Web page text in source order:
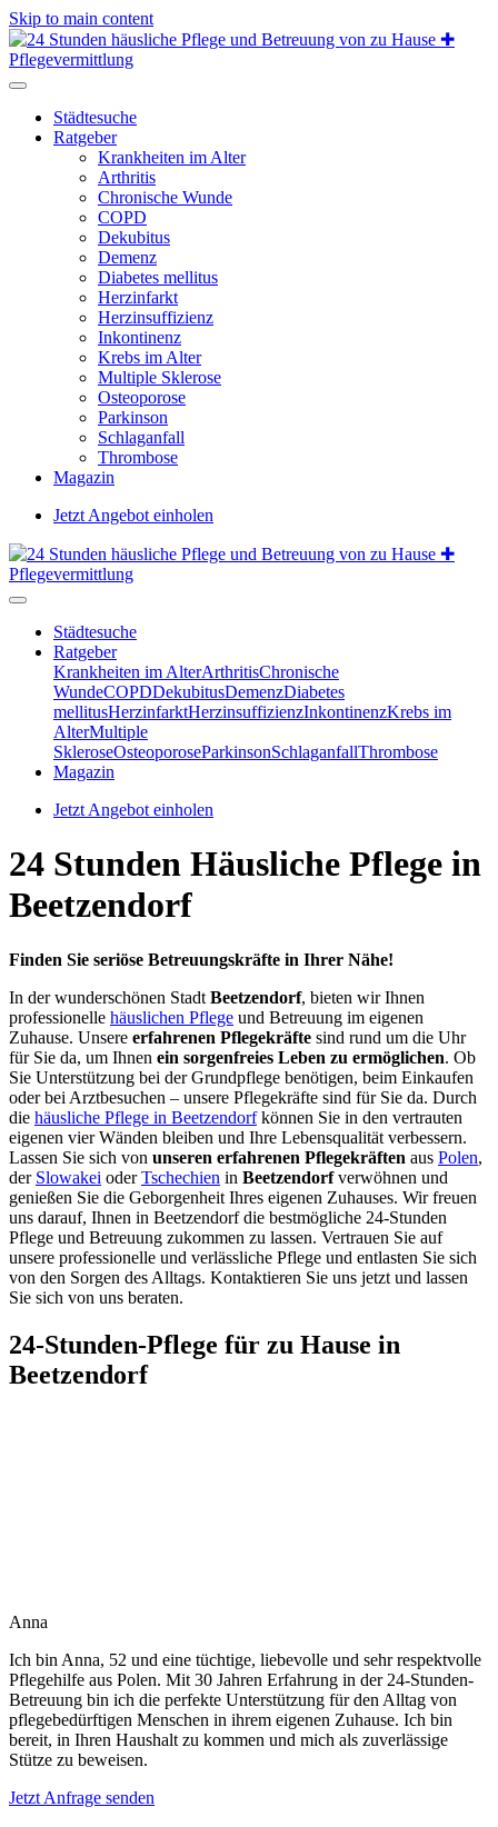
Skip to main content
Städtesuche
Ratgeber
Krankheiten im Alter
Arthritis
Chronische Wunde
COPD
Dekubitus
Demenz
Diabetes mellitus
Herzinfarkt
Herzinsuffizienz
Inkontinenz
Krebs im Alter
Multiple Sklerose
Osteoporose
Parkinson
Schlaganfall
Thrombose
Magazin
Jetzt Angebot einholen
Städtesuche
Ratgeber
Krankheiten im AlterArthritisChronische
WundeCOPDDekubitusDemenzDiabetes
mellitusHerzinfarktHerzinsuffizienzInkontinenzKrebs im
AlterMultiple
SkleroseOsteoporoseParkinsonSchlaganfallThrombose
Magazin
Jetzt Angebot einholen
24 Stunden Häusliche Pflege in
Beetzendorf
Finden Sie seriöse Betreuungskräfte in Ihrer Nähe!
In der wunderschönen Stadt Beetzendorf, bieten wir Ihnen
professionelle häuslichen Pflege und Betreuung im eigenen
Zuhause. Unsere erfahrenen Pflegekräfte sind rund um die Uhr
für Sie da, um Ihnen ein sorgenfreies Leben zu ermöglichen. Ob
Sie Unterstützung bei der Grundpflege benötigen, beim Einkaufen
oder bei Arztbesuchen – unsere Pflegekräfte sind für Sie da. Durch
die häusliche Pflege in Beetzendorfkönnen Sie in den vertrauten
eigenen vier Wänden bleiben und Ihre Lebensqualität verbessern.
Lassen Sie sich von unseren erfahrenen Pflegekräften aus Polen,
der Slowakei oderTschechien in Beetzendorfverwöhnen und
genießen Sie die Geborgenheit Ihres eigenen Zuhauses. Wir freuen
uns darauf, Ihnen in Beetzendorf die bestmögliche 24-Stunden
Pflege und Betreuung zukommen zu lassen. Vertrauen Sie auf
unsere professionelle und verlässliche Pflege und entlasten Sie sich
von den Sorgen des Alltags. Kontaktieren Sie uns jetzt und lassen
Sie sich von uns beraten.
24-Stunden-Pflege für zu Hause in
Beetzendorf
Anna
Ich bin Anna, 52 und eine tüchtige, liebevolle und sehr respektvolle
Pflegehilfe aus Polen. Mit 30 Jahren Erfahrung in der 24-Stunden-
Betreuung bin ich die perfekte Unterstützung für den Alltag von
pflegebedürftigen Menschen in ihrem eigenen Zuhause. Ich bin
bereit, in Ihren Haushalt zu kommen und mich als zuverlässige
Stütze zu beweisen.
Jetzt Anfrage senden